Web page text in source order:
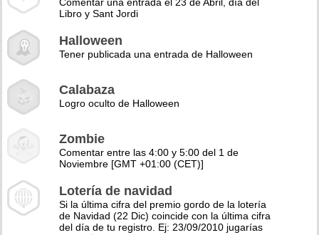
Libro y Sant Jordi
Halloween
Tener publicada una entrada de Halloween
Calabaza
Logro oculto de Halloween
Zombie
Comentar entre las 4:00 y 5:00 del 1 de
Noviembre [GMT +01:00 (CET)]
Lotería de navidad
Si la última cifra del premio gordo de la lotería
de Navidad (22 Dic) coincide con la última cifra
del día de tu registro. Ej: 23/09/2010 jugarías